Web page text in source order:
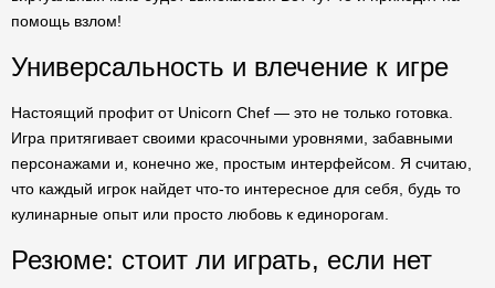
помощь взлом!
Универсальность и влечение к игре
Настоящий профит от Unicorn Chef — это не только готовка.
Игра притягивает своими красочными уровнями, забавными
персонажами и, конечно же, простым интерфейсом. Я считаю,
что каждый игрок найдет что-то интересное для себя, будь то
кулинарные опыт или просто любовь к единорогам.
Резюме: стоит ли играть, если нет